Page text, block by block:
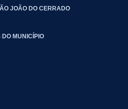
JOÃO DO CERRADO
DO MUNICÍPIO